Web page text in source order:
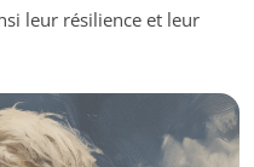
leur résilience et leur